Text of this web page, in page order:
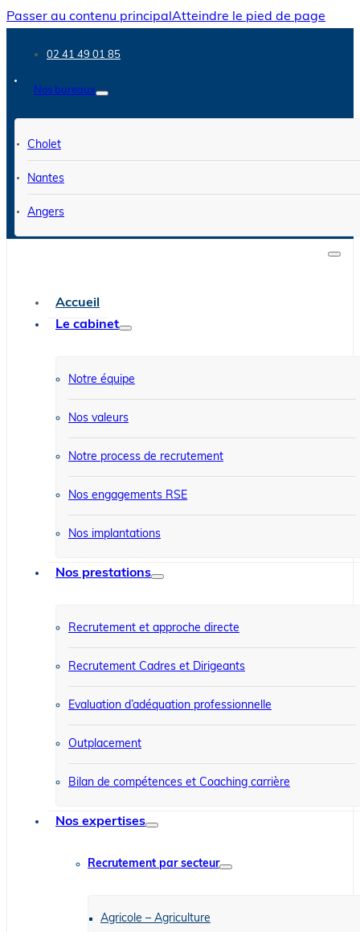
Passer au contenu principal Atteindre le pied de page
02 41 49 01 85
Nos bureaux
Cholet
Nantes
Angers
Accueil
Le cabinet
Notre équipe
Nos valeurs
Notre process de recrutement
Nos engagements RSE
Nos implantations
Nos prestations
Recrutement et approche directe
Recrutement Cadres et Dirigeants
Evaluation d’adéquation professionnelle
Outplacement
Bilan de compétences et Coaching carrière
Nos expertises
Recrutement par secteur
Agricole – Agriculture